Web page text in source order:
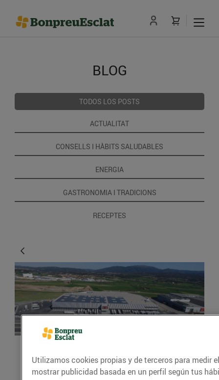
BLOG
TODOS LOS POSTS
ACTUALITAT
CONSELLS I HÀBITS SALUDABLES
ENERGIA
GASTRONOMIA I TRADICIONS
RECEPTES
ACTUALIDAD
Utilizamos cookies propias y de terceros para medir
mostrar publicidad basada en un perfil según tus